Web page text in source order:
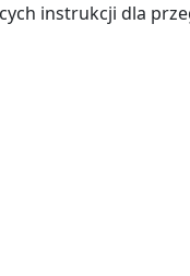
instrukcji dla